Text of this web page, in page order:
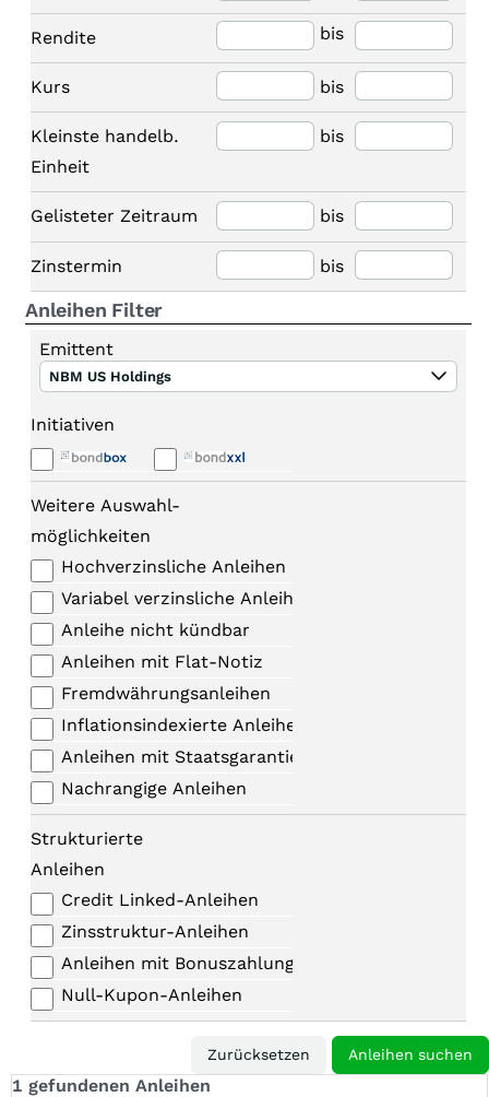
Rendite bis
Kurs bis
Kleinste handelb.
Einheit
bis
Gelisteter Zeitraum bis
Zinstermin bis
Anleihen Filter
Emittent
NBM US Holdings
Initiativen
Weitere Auswahl-
möglichkeiten
Hochverzinsliche Anleihen
Variabel verzinsliche Anleihen
Anleihe nicht kündbar
Anleihen mit Flat-Notiz
Fremdwährungsanleihen
Inflationsindexierte Anleihen
Anleihen mit Staatsgarantie
Nachrangige Anleihen
Strukturierte
Anleihen
Credit Linked-Anleihen
Zinsstruktur-Anleihen
Anleihen mit Bonuszahlungen
Null-Kupon-Anleihen
1 gefundenen Anleihen